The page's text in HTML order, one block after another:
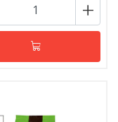
+